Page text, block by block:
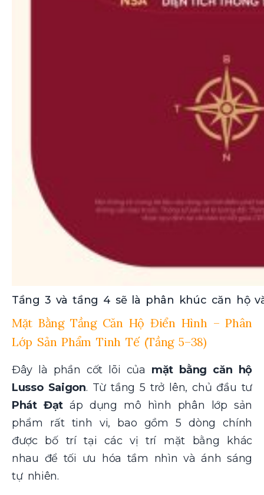
Tầng 3 và tầng 4 sẽ là phân khúc căn hộ
Mặt Bằng Tầng Căn Hộ Điển Hình – Phân
Lớp Sản Phẩm Tinh Tế (Tầng 5–38)
Đây là phần cốt lõi của mặt bằng căn hộ
Lusso Saigon. Từ tầng 5 trở lên, chủ đầu tư
Phát Đạt áp dụng mô hình phân lớp sản
phẩm rất tinh vi, bao gồm 5 dòng chính
được bố trí tại các vị trí mặt bằng khác
nhau để tối ưu hóa tầm nhìn và ánh sáng
tự nhiên.